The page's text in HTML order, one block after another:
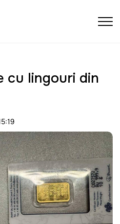
cu lingouri din